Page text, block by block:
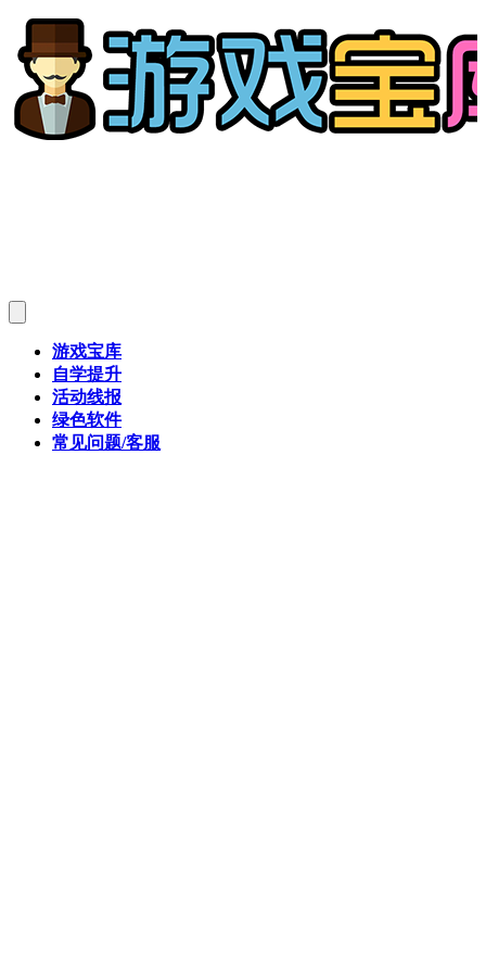
游戏宝库
自学提升
活动线报
绿色软件
常见问题/客服